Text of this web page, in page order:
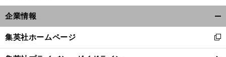
】
へ
企業情報
閉
集英社ホームページ
新
し